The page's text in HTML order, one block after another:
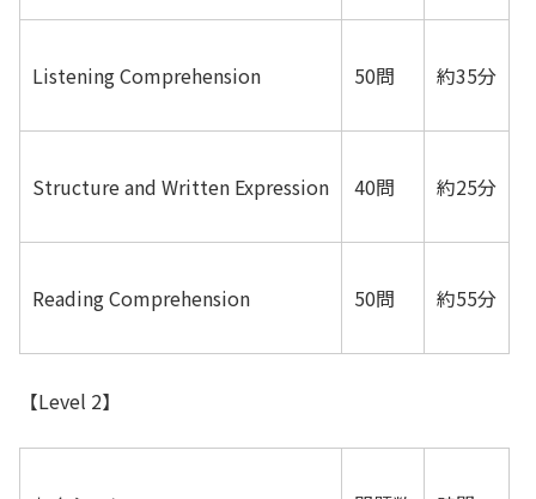
Listening Comprehension 50問 約35分
Structure and Written Expression 40問 約25分
Reading Comprehension 50問 約55分
【Level 2】